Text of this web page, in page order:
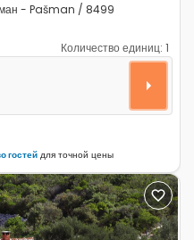
- Pašman / 8499
Количество единиц: 1
Свети Анте - Sveti Ante,
гостейдля точной цены